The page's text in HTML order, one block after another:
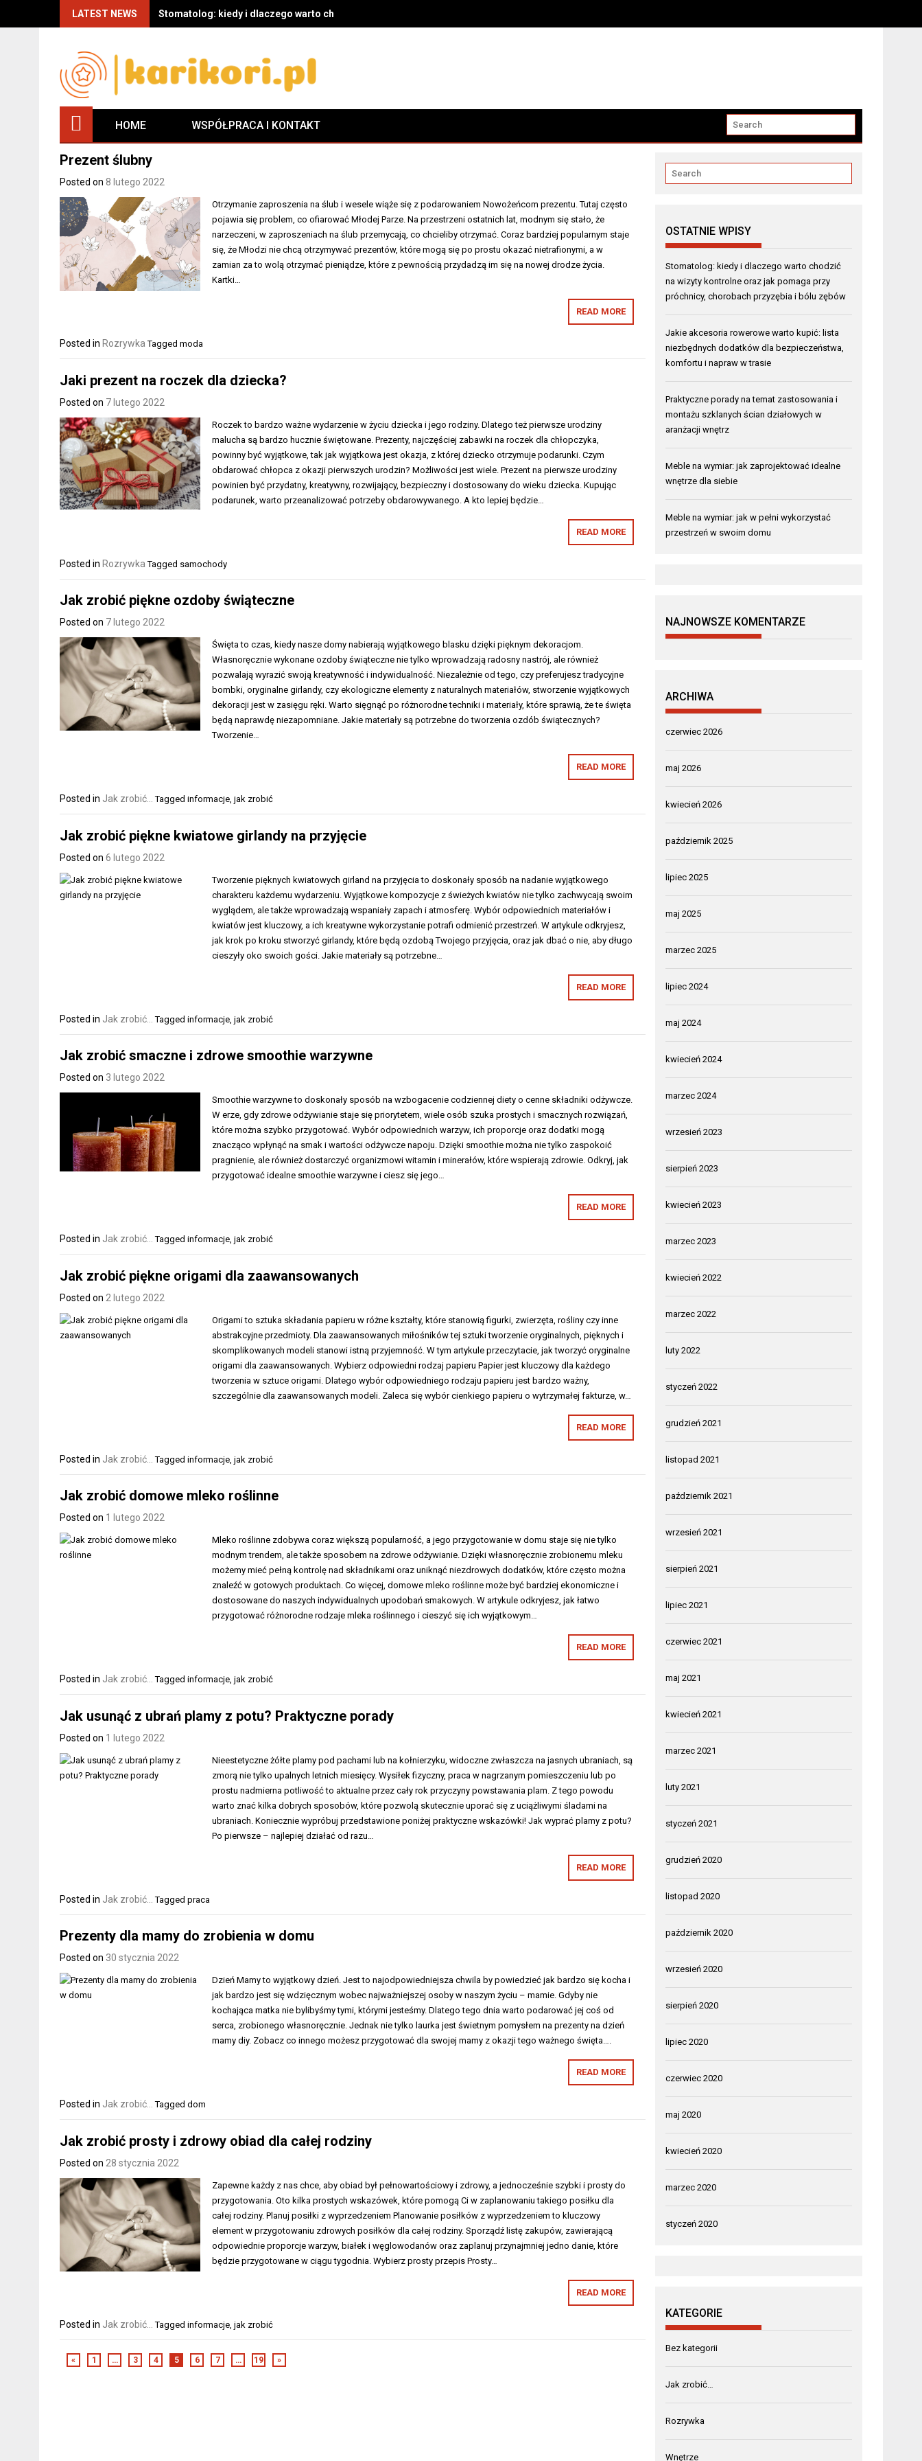
LATEST NEWS Stomatolog: kiedy i dlaczego warto chodzić na wizyty kontrolne oraz jak pomaga przy próchnicy, chorobach przyzębia i bólu zębów
HOME WSPÓŁPRACA I KONTAKT
Prezent ślubny
Posted on 8 lutego 2022
Otrzymanie zaproszenia na ślub i wesele wiąże się z podarowaniem Nowożeńcom prezentu. Tutaj często
pojawia się problem, co ofiarować Młodej Parze. Na przestrzeni ostatnich lat, modnym się stało, że
narzeczeni, w zaproszeniach na ślub przemycają, co chcieliby otrzymać. Coraz bardziej popularnym staje
się, że Młodzi nie chcą otrzymywać prezentów, które mogą się po prostu okazać nietrafionymi, a w
zamian za to wolą otrzymać pieniądze, które z pewnością przydadzą im się na nowej drodze życia.
Kartki…
READ MORE
Posted in Rozrywka Tagged moda
Jaki prezent na roczek dla dziecka?
Posted on 7 lutego 2022
Roczek to bardzo ważne wydarzenie w życiu dziecka i jego rodziny. Dlatego też pierwsze urodziny
malucha są bardzo hucznie świętowane. Prezenty, najczęściej zabawki na roczek dla chłopczyka,
powinny być wyjątkowe, tak jak wyjątkowa jest okazja, z której dziecko otrzymuje podarunki. Czym
obdarować chłopca z okazji pierwszych urodzin? Możliwości jest wiele. Prezent na pierwsze urodziny
powinien być przydatny, kreatywny, rozwijający, bezpieczny i dostosowany do wieku dziecka. Kupując
podarunek, warto przeanalizować potrzeby obdarowywanego. A kto lepiej będzie…
READ MORE
Posted in Rozrywka Tagged samochody
Jak zrobić piękne ozdoby świąteczne
Posted on 7 lutego 2022
Święta to czas, kiedy nasze domy nabierają wyjątkowego blasku dzięki pięknym dekoracjom.
Własnoręcznie wykonane ozdoby świąteczne nie tylko wprowadzają radosny nastrój, ale również
pozwalają wyrazić swoją kreatywność i indywidualność. Niezależnie od tego, czy preferujesz tradycyjne
bombki, oryginalne girlandy, czy ekologiczne elementy z naturalnych materiałów, stworzenie wyjątkowych
dekoracji jest w zasięgu ręki. Warto sięgnąć po różnorodne techniki i materiały, które sprawią, że te święta
będą naprawdę niezapomniane. Jakie materiały są potrzebne do tworzenia ozdób świątecznych?
Tworzenie…
READ MORE
Posted in Jak zrobić... Tagged informacje, jak zrobić
Jak zrobić piękne kwiatowe girlandy na przyjęcie
Posted on 6 lutego 2022
Tworzenie pięknych kwiatowych girland na przyjęcia to doskonały sposób na nadanie wyjątkowego
charakteru każdemu wydarzeniu. Wyjątkowe kompozycje z świeżych kwiatów nie tylko zachwycają swoim
wyglądem, ale także wprowadzają wspaniały zapach i atmosferę. Wybór odpowiednich materiałów i
kwiatów jest kluczowy, a ich kreatywne wykorzystanie potrafi odmienić przestrzeń. W artykule odkryjesz,
jak krok po kroku stworzyć girlandy, które będą ozdobą Twojego przyjęcia, oraz jak dbać o nie, aby długo
cieszyły oko swoich gości. Jakie materiały są potrzebne…
READ MORE
Posted in Jak zrobić... Tagged informacje jak zrobić
Jak zrobić smaczne i zdrowe smoothie warzywne
Posted on 3 lutego 2022
Smoothie warzywne to doskonały sposób na wzbogacenie codziennej diety o cenne składniki odżywcze.
W erze, gdy zdrowe odżywianie staje się priorytetem, wiele osób szuka prostych i smacznych rozwiązań,
które można szybko przygotować. Wybór odpowiednich warzyw, ich proporcje oraz dodatki mogą
znacząco wpłynąć na smak i wartości odżywcze napoju. Dzięki smoothie można nie tylko zaspokoić
pragnienie, ale również dostarczyć organizmowi witamin i minerałów, które wspierają zdrowie. Odkryj, jak
przygotować idealne smoothie warzywne i ciesz się jego…
READ MORE
Posted in Jak zrobić... Tagged informacje, jak zrobić
Jak zrobić piękne origami dla zaawansowanych
Posted on 2 lutego 2022
Origami to sztuka składania papieru w różne kształty, które stanowią figurki, zwierzęta, rośliny czy inne
abstrakcyjne przedmioty. Dla zaawansowanych miłośników tej sztuki tworzenie oryginalnych, pięknych i
skomplikowanych modeli stanowi istną przyjemność. W tym artykule przeczytacie, jak tworzyć oryginalne
origami dla zaawansowanych. Wybierz odpowiedni rodzaj papieru Papier jest kluczowy dla każdego
tworzenia w sztuce origami. Dlatego wybór odpowiedniego rodzaju papieru jest bardzo ważny,
szczególnie dla zaawansowanych modeli. Zaleca się wybór cienkiego papieru o wytrzymałej fakturze, w…
READ MORE
Posted in Jak zrobić... Tagged informacje jak zrobić
Jak zrobić domowe mleko roślinne
Posted on 1 lutego 2022
Mleko roślinne zdobywa coraz większą popularność, a jego przygotowanie w domu staje się nie tylko
modnym trendem, ale także sposobem na zdrowe odżywianie. Dzięki własnoręcznie zrobionemu mleku
możemy mieć pełną kontrolę nad składnikami oraz uniknąć niezdrowych dodatków, które często można
znaleźć w gotowych produktach. Co więcej, domowe mleko roślinne może być bardziej ekonomiczne i
dostosowane do naszych indywidualnych upodobań smakowych. W artykule odkryjesz, jak łatwo
przygotować różnorodne rodzaje mleka roślinnego i cieszyć się ich wyjątkowym…
READ MORE
Posted in Jak zrobić... Tagged informacje, jak zrobić
Jak usunąć z ubrań plamy z potu? Praktyczne porady
Posted on 1 lutego 2022
Nieestetyczne żółte plamy pod pachami lub na kołnierzyku, widoczne zwłaszcza na jasnych ubraniach, są
zmorą nie tylko upalnych letnich miesięcy. Wysiłek fizyczny, praca w nagrzanym pomieszczeniu lub po
prostu nadmierna potliwość to aktualne przez cały rok przyczyny powstawania plam. Z tego powodu
warto znać kilka dobrych sposobów, które pozwolą skutecznie uporać się z uciążliwymi śladami na
ubraniach. Koniecznie wypróbuj przedstawione poniżej praktyczne wskazówki! Jak wyprać plamy z potu?
Po pierwsze – najlepiej działać od razu…
READ MORE
Posted in Jak zrobić... Tagged praca
Prezenty dla mamy do zrobienia w domu
Posted on 30 stycznia 2022
Dzień Mamy to wyjątkowy dzień. Jest to najodpowiedniejsza chwila by powiedzieć jak bardzo się kocha i
jak bardzo jest się wdzięcznym wobec najważniejszej osoby w naszym życiu – mamie. Gdyby nie
kochająca matka nie bylibyśmy tymi, którymi jesteśmy. Dlatego tego dnia warto podarować jej coś od
serca, zrobionego własnoręcznie. Jednak nie tylko laurka jest świetnym pomysłem na prezenty na dzień
mamy diy. Zobacz co innego możesz przygotować dla swojej mamy z okazji tego ważnego święta….
READ MORE
Posted in Jak zrobić... Tagged dom
Jak zrobić prosty i zdrowy obiad dla całej rodziny
Posted on 28 stycznia 2022
Zapewne każdy z nas chce, aby obiad był pełnowartościowy i zdrowy, a jednocześnie szybki i prosty do
przygotowania. Oto kilka prostych wskazówek, które pomogą Ci w zaplanowaniu takiego posiłku dla
całej rodziny. Planuj posiłki z wyprzedzeniem Planowanie posiłków z wyprzedzeniem to kluczowy
element w przygotowaniu zdrowych posiłków dla całej rodziny. Sporządź listę zakupów, zawierającą
odpowiednie proporcje warzyw, białek i węglowodanów oraz zaplanuj przynajmniej jedno danie, które
będzie przygotowane w ciągu tygodnia. Wybierz prosty przepis Prosty…
READ MORE
Posted in Jak zrobić... Tagged informacje jak zrobić
« 1 … 3 4 5 6 7 … 19 »
OSTATNIE WPISY
Stomatolog: kiedy i dlaczego warto chodzić
na wizyty kontrolne oraz jak pomaga przy
próchnicy, chorobach przyzębia i bólu zębów
Jakie akcesoria rowerowe warto kupić: lista
niezbędnych dodatków dla bezpieczeństwa,
komfortu i napraw w trasie
Praktyczne porady na temat zastosowania i
montażu szklanych ścian działowych w
aranżacji wnętrz
Meble na wymiar: jak zaprojektować idealne
wnętrze dla siebie
Meble na wymiar: jak w pełni wykorzystać
przestrzeń w swoim domu
NAJNOWSZE KOMENTARZE
ARCHIWA
czerwiec 2026
maj 2026
kwiecień 2026
październik 2025
lipiec 2025
maj 2025
marzec 2025
lipiec 2024
maj 2024
kwiecień 2024
marzec 2024
wrzesień 2023
sierpień 2023
kwiecień 2023
marzec 2023
kwiecień 2022
marzec 2022
luty 2022
styczeń 2022
grudzień 2021
listopad 2021
październik 2021
wrzesień 2021
sierpień 2021
lipiec 2021
czerwiec 2021
maj 2021
kwiecień 2021
marzec 2021
luty 2021
styczeń 2021
grudzień 2020
listopad 2020
październik 2020
wrzesień 2020
sierpień 2020
lipiec 2020
czerwiec 2020
maj 2020
kwiecień 2020
marzec 2020
styczeń 2020
KATEGORIE
Bez kategorii
Jak zrobić…
Rozrywka
Wnętrze